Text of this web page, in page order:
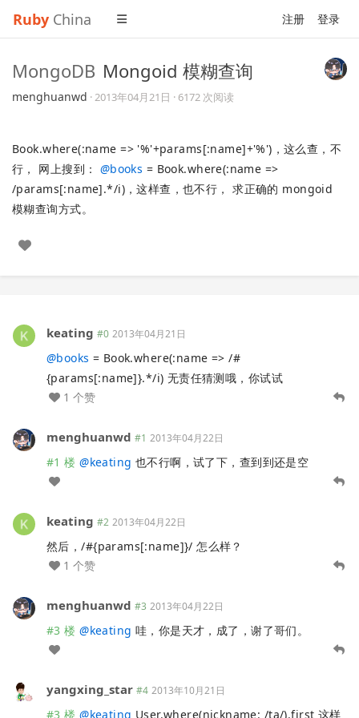
Ruby China 注册 登录
MongoDB Mongoid 模糊查询
menghuanwd ·2013年04月21日 · 6172 次阅读
Book.where(:name => '%'+params[:name]+'%')，这么查，不
行， 网上搜到： @books = Book.where(:name =>
/params[:name].*/i)，这样查，也不行， 求正确的 mongoid
模糊查询方式。
keating #0 2013年04月21日
@books = Book.where(:name => /#
{params[:name]}.*/i) 无责任猜测哦，你试试
1 个赞
menghuanwd #1 2013年04月22日
#1 楼 @keating 也不行啊，试了下，查到到还是空
keating #2 2013年04月22日
然后，/#{params[:name]}/ 怎么样？
1 个赞
menghuanwd #3 2013年04月22日
#3 楼 @keating 哇，你是天才，成了，谢了哥们。
yangxing_star #4 2013年10月21日
#3 楼 @keating User.where(nickname: /ta/).first 这样